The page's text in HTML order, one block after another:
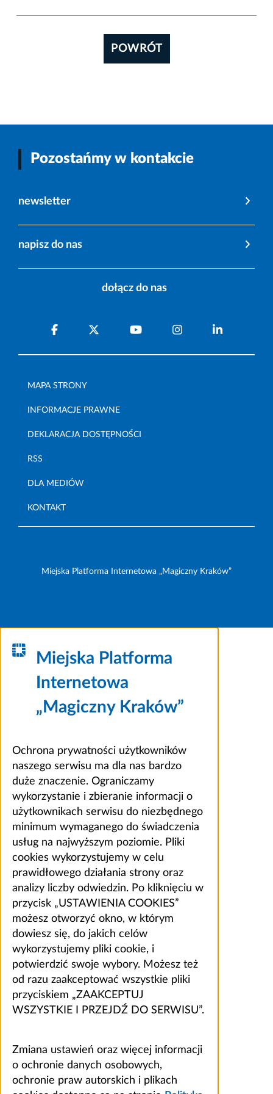
POWRÓT
Pozostańmy w kontakcie
newsletter
napisz do nas
dołącz do nas
MAPA STRONY
INFORMACJE PRAWNE
DEKLARACJA DOSTĘPNOŚCI
RSS
DLA MEDIÓW
KONTAKT
Miejska Platforma Internetowa „Magiczny Kraków”
Miejska Platforma
Internetowa
„Magiczny Kraków”
Ochrona prywatności użytkowników
naszego serwisu ma dla nas bardzo
duże znaczenie. Ograniczamy
wykorzystanie i zbieranie informacji o
użytkownikach serwisu do niezbędnego
minimum wymaganego do świadczenia
usług na najwyższym poziomie. Pliki
cookies wykorzystujemy w celu
prawidłowego działania strony oraz
analizy liczby odwiedzin. Po kliknięciu w
przycisk „USTAWIENIA COOKIES”
możesz otworzyć okno, w którym
dowiesz się, do jakich celów
wykorzystujemy pliki cookie, i
potwierdzić swoje wybory. Możesz też
od razu zaakceptować wszystkie pliki
przyciskiem „ZAAKCEPTUJ
WSZYSTKIE I PRZEJDŹ DO SERWISU”.
Zmiana ustawień oraz więcej informacji
o ochronie danych osobowych,
ochronie praw autorskich i plikach